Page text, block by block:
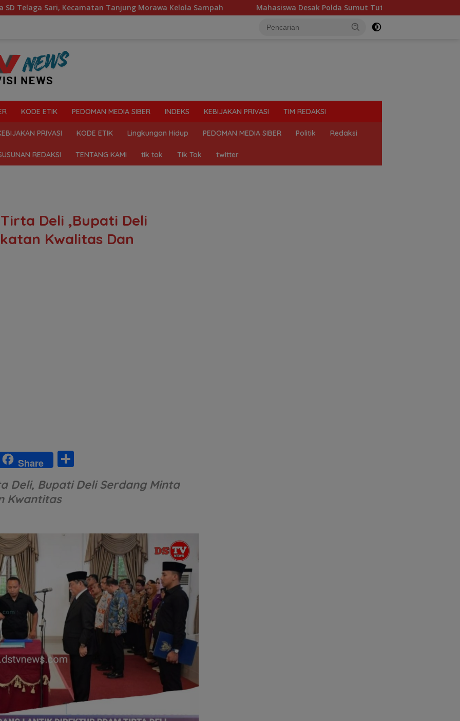
Tanjung Morawa Kelola Sampah Mahasiswa Desak Polda Sumut Tutup Dugaan Lokasi Judi “Las Vegas” di
KODE ETIK PEDOMAN MEDIA SIBER INDEKS KEBIJAKAN PRIVASI TIM REDAKSI
PRIVASI KODE ETIK Lingkungan Hidup PEDOMAN MEDIA SIBER Politik Redaksi
REDAKSI TENTANG KAMI tik tok Tik Tok twitter
Deli ,Bupati Deli
Kwalitas Dan
Share
h
ar
Deli, Bupati Deli Serdang Minta
Kwantitas